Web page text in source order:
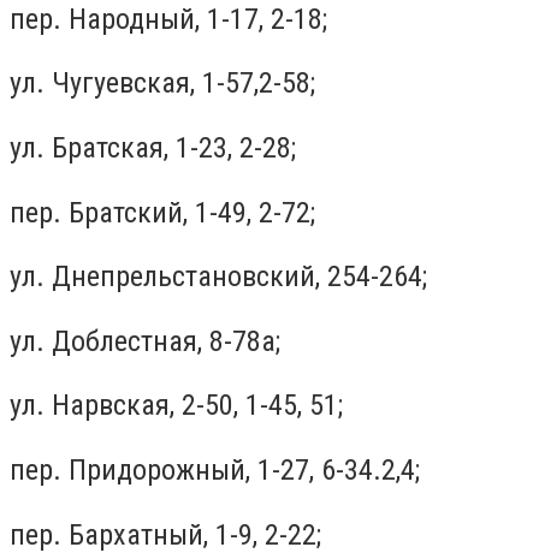
пер. Народный, 1-17, 2-18;
ул. Чугуевская, 1-57,2-58;
ул. Братская, 1-23, 2-28;
пер. Братский, 1-49, 2-72;
ул. Днепрельстановский, 254-264;
ул. Доблестная, 8-78а;
ул. Нарвская, 2-50, 1-45, 51;
пер. Придорожный, 1-27, 6-34.2,4;
пер. Бархатный, 1-9, 2-22;